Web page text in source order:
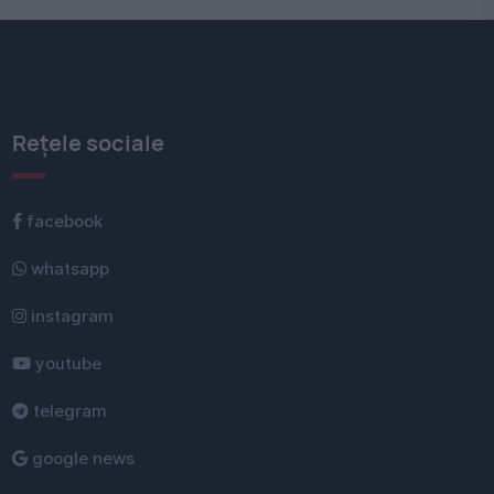
Rețele sociale
facebook
whatsapp
instagram
youtube
telegram
google news